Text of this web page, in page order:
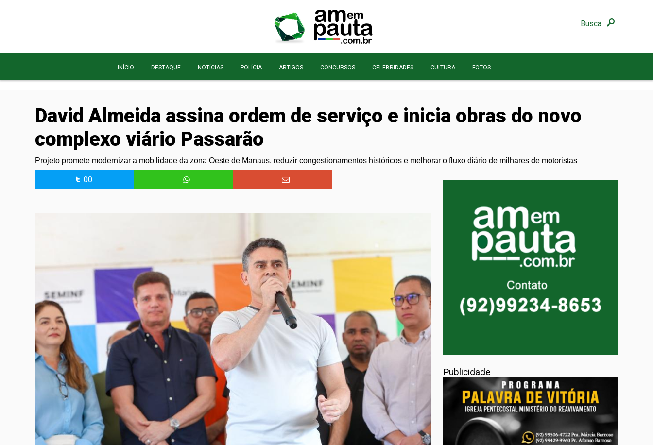
Busca
INÍCIO DESTAQUE NOTÍCIAS POLÍCIA ARTIGOS CONCURSOS CELEBRIDADES CULTURA FOTOS
David Almeida assina ordem de serviço e inicia obras do novo
complexo viário Passarão
Projeto promete modernizar a mobilidade da zona Oeste de Manaus, reduzir congestionamentos históricos e melhorar o fluxo diário de milhares de motoristas
00
Publicidade